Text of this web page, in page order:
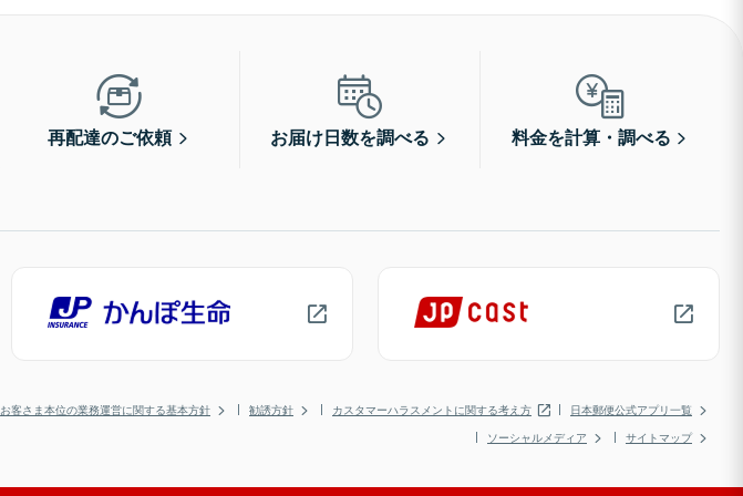
再配達のご依頼 お届け日数を調べる 料金を計算・調べる
お客さま本位の業務運営に関する基本方針 勧誘方針 カスタマーハラスメントに関する考え方
日本郵便公式アプリ一覧
ソーシャルメディア
サイトマップ